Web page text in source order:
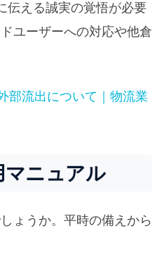
伝える誠実の覚悟が必要
ユーザーへの対応や他倉
部流出について｜物流業
マニュアル
ょうか。平時の備えから